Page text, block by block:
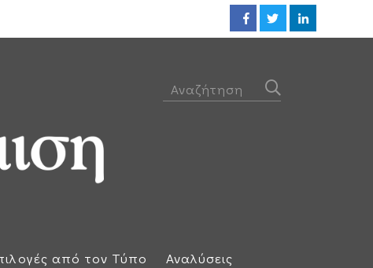
Σε κατάσταση κινητοποίησης
από τον Τύπο
Αναλύσεις